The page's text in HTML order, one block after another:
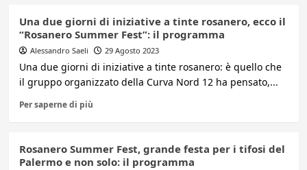
Una due giorni di iniziative a tinte rosanero, ecco il
“Rosanero Summer Fest”: il programma
Alessandro Saeli 29 Agosto 2023
Una due giorni di iniziative a tinte rosanero: è quello che
il gruppo organizzato della Curva Nord 12 ha pensato,...
Per saperne di più
Rosanero Summer Fest, grande festa per i tifosi del
Palermo e non solo: il programma